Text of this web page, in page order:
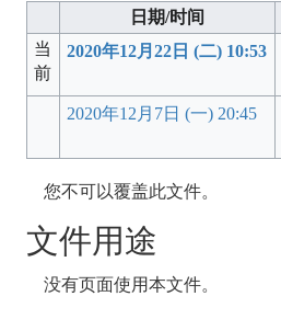
日期/时间
当
前
2020年12月22日 (二) 10:53
2020年12月7日 (一) 20:45
您不可以覆盖此文件。
文件用途
没有页面使用本文件。